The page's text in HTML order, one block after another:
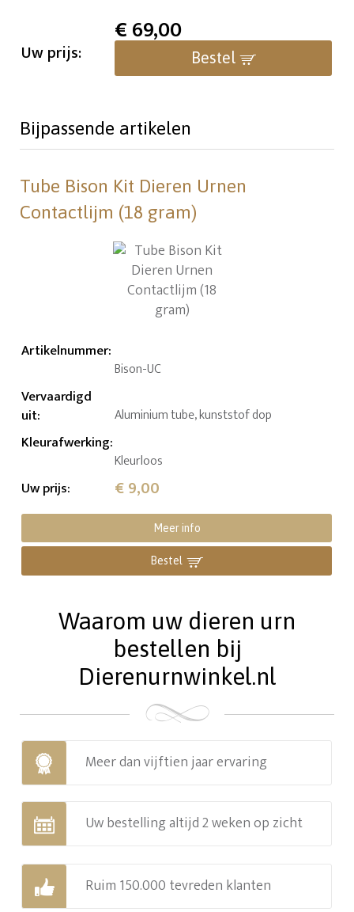
Uw prijs:
€69,00
Bestel
Bijpassende artikelen
Tube Bison Kit Dieren Urnen
Contactlijm (18 gram)
Artikelnummer:
Bison-UC
Vervaardigd
uit: Aluminium tube, kunststof dop
Kleurafwerking:
Kleurloos
Uw prijs: € 9,00
Meer info
Bestel
Waarom uw dieren urn
bestellen bij
Dierenurnwinkel.nl
Meer dan vijftien jaar ervaring
Uw bestelling altijd 2 weken op zicht
Ruim 150.000 tevreden klanten